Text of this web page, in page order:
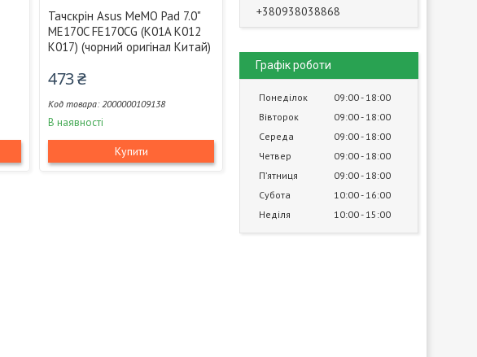
Тачскрін Asus MeMO Pad 7.0"
ME170C FE170CG (K01A K012
K017) (чорний оригінал Китай)
473 ₴
2000000109138
В наявності
Купити
+380938038868
Графік роботи
Понеділок 09:00 18:00
Вівторок
09:00 18:00
Середа
09:00 18:00
Четвер
09:00 18:00
Пʼятниця
09:00 18:00
Субота
10:00 16:00
Неділя
10:00 15:00